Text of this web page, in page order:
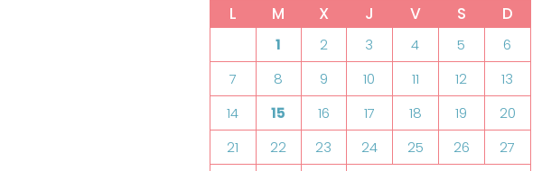
L M X J V S D
1 2 3 4 5
6
7
8 9 10 11 12
13
14
15 16 17 18 19
20
21
22 23 24 25 26
27